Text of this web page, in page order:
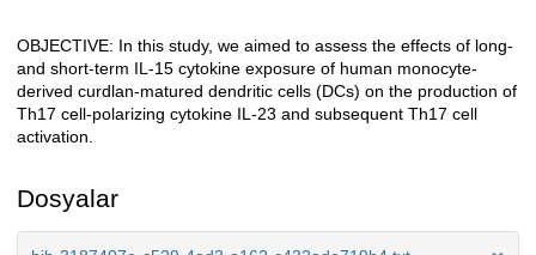
Açıklama
OBJECTIVE: In this study, we aimed to assess the effects of long-
and short-term IL-15 cytokine exposure of human monocyte-
derived curdlan-matured dendritic cells (DCs) on the production of
Th17 cell-polarizing cytokine IL-23 and subsequent Th17 cell
activation.
Dosyalar